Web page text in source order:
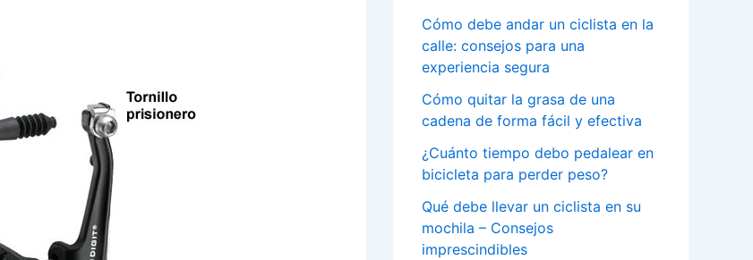
Cómo debe andar un ciclista en la
calle: consejos para una
experiencia segura
Cómo quitar la grasa de una
cadena de forma fácil y efectiva
¿Cuánto tiempo debo pedalear en
bicicleta para perder peso?
Qué debe llevar un ciclista en su
mochila – Consejos
imprescindibles